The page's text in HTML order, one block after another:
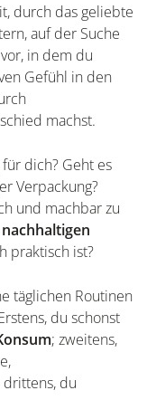
durch das geliebte
auf der Suche
in dem du
Gefühl in den
machst.
dich? Geht es
Verpackung?
und machbar zu
nachhaltigen
praktisch ist?
täglichen Routinen
du schonst
; zweitens,
du